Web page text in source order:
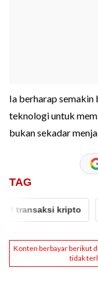
Ia berharap semakin
teknologi untuk
bukan sekadar
TAG
kripto #